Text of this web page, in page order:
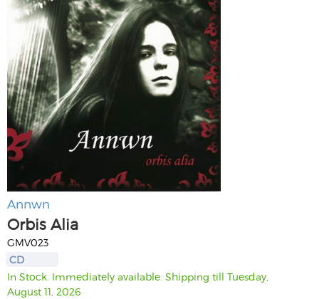
Annwn
Orbis Alia
GMV023
CD
In Stock. Immediately available. Shipping till Tuesday,
August 11, 2026